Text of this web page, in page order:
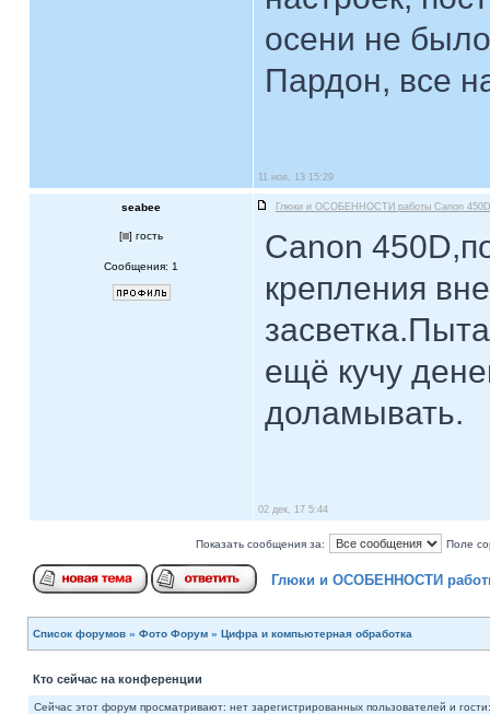
осени не
Пардон, все
11 ноя, 13 15:29
seabee Глюки и ОСОБЕННОСТИ работы Canon 450D
[ ] гость
Сообщения: 1
Canon
крепления
ещё кучу
доламывать.
02 дек, 17 5:44
Показать сообщения за: Поле
Глюки и ОСОБЕННОСТИ
Список форумов » Фото Форум » Цифра и компьютерная обработка
Кто сейчас на конференции
Сейчас этот форум просматривают: нет зарегистрированных пользователей и